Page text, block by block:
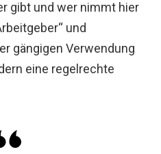
gibt und wer nimmt hier
und
gängigen Verwendung
eine regelrechte